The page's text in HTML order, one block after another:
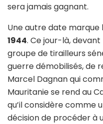
sera jamais gagnant.
Une autre date marque
1944. Ce jour-là, devant
groupe de tirailleurs
guerre démobilisés, de
Marcel Dagnan qui
Mauritanie se rend au
qu’il considère comme
décision de procéder à